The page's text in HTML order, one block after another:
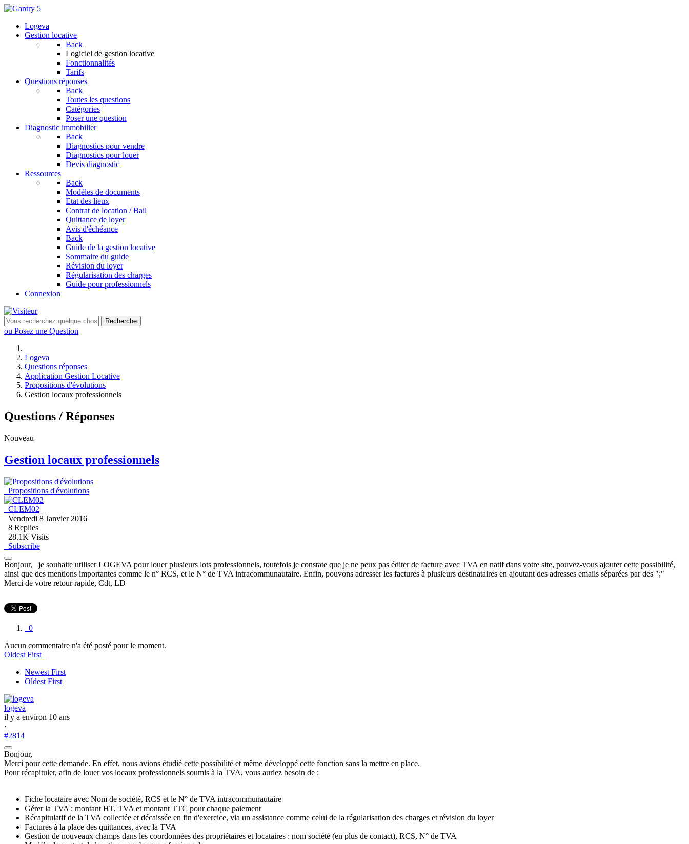
Logeva
Gestion locative
Back
Logiciel de gestion locative
Fonctionnalités
Tarifs
Questions réponses
Back
Toutes les questions
Catégories
Poser une question
Diagnostic immobilier
Back
Diagnostics pour vendre
Diagnostics pour louer
Devis diagnostic
Ressources
Back
Modèles de documents
Etat des lieux
Contrat de location / Bail
Quittance de loyer
Avis d'échéance
Back
Guide de la gestion locative
Sommaire du guide
Révision du loyer
Régularisation des charges
Guide pour professionnels
Connexion
Recherche
ou Posez une Question
Logeva
Questions réponses
Application Gestion Locative
Propositions d'évolutions
Gestion locaux professionnels
Questions / Réponses
Nouveau
Gestion locaux professionnels
Propositions d'évolutions
CLEM02
Vendredi 8 Janvier 2016
8 Replies
28.1K Visits
Subscribe
Bonjour, je souhaite utiliser LOGEVA pour louer plusieurs lots professionnels, toutefois je constate que je ne peux pas éditer de facture avec TVA en natif dans votre site, pouvez-vous ajouter cette possibilité,
ainsi que des mentions importantes comme le n° RCS, et le N° de TVA intracommunautaire. Enfin, pouvons adresser les factures à plusieurs destinataires en ajoutant des adresses emails séparées par des ";"
Merci de votre retour rapide, Cdt, LD
0
Aucun commentaire n'a été posté pour le moment.
Oldest First
Newest First
Oldest First
logeva
il y a environ 10 ans
·
#2814
Bonjour,
Merci pour cette demande. En effet, nous avions étudié cette possibilité et même développé cette fonction sans la mettre en place.
Pour récapituler, afin de louer vos locaux professionnels soumis à la TVA, vous auriez besoin de :
Fiche locataire avec Nom de société, RCS et le N° de TVA intracommunautaire
Gérer la TVA : montant HT, TVA et montant TTC pour chaque paiement
Récapitulatif de la TVA collectée et décaissée en fin d'exercice, via un assistance comme celui de la régularisation des charges et révision du loyer
Factures à la place des quittances, avec la TVA
Gestion de nouveaux champs dans les coordonnées des propriétaires et locataires : nom société (en plus de contact), RCS, N° de TVA